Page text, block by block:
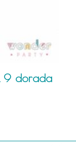
9 dorada